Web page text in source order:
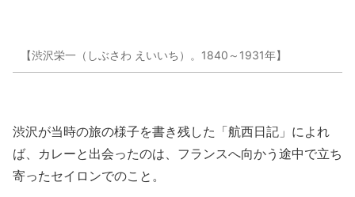
【渋沢栄一（しぶさわ えいいち）。1840～1931年】
渋沢が当時の旅の様子を書き残した「航西日記」によれ
ば、カレーと出会ったのは、フランスへ向かう途中で立ち
寄ったセイロンでのこと。